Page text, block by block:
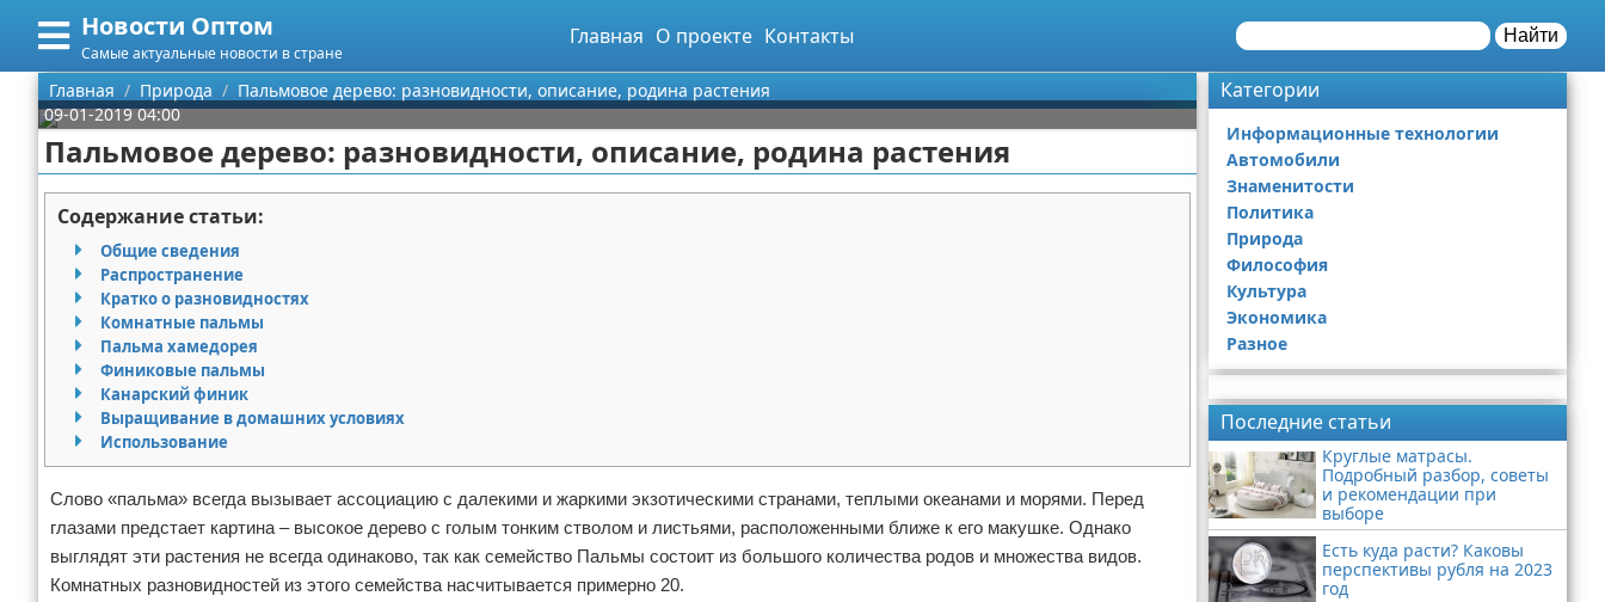
Новости Оптом
Самые актуальные новости в стране
Главная О проекте Контакты Найти
Меню
Главная
Категории
Информационные технологии
Автомобили
Знаменитости
Политика
Природа
Культура
Экономика
Поиск
О проекте
Контакты
Сотрудничество
Размещение рекламы
Условия предоставления информации
Отказ от ответственности
Главная Природа
Пальмовое дерево: разновидности, описание, родина растения
09-01-2019 04:00
Пальмовое дерево: разновидности, описание, родина растения
Содержание статьи:
Общие сведения
Распространение
Кратко о разновидностях
Комнатные пальмы
Пальма хамедорея
Финиковые пальмы
Канарский финик
Выращивание в домашних условиях
Использование
Слово «пальма» всегда вызывает ассоциацию с далекими и жаркими экзотическими странами, теплыми океанами и морями. Перед
глазами предстает картина – высокое дерево с голым тонким стволом и листьями, расположенными ближе к его макушке. Однако
выглядят эти растения не всегда одинаково, так как семейство Пальмы состоит из большого количества родов и множества видов.
Комнатных разновидностей из этого семейства насчитывается примерно 20.
Категории
Информационные технологии
Автомобили
Знаменитости
Политика
Природа
Философия
Культура
Экономика
Разное
Последние статьи
Круглые матрасы.
Подробный разбор, советы
и рекомендации при
выборе
Есть куда расти? Каковы
перспективы рубля на 2023
год